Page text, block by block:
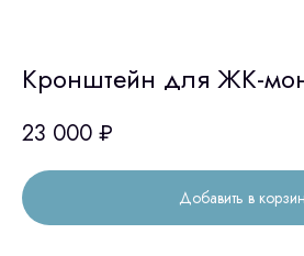
Кронштейн для ЖК-
23 000 ₽
Добавить в